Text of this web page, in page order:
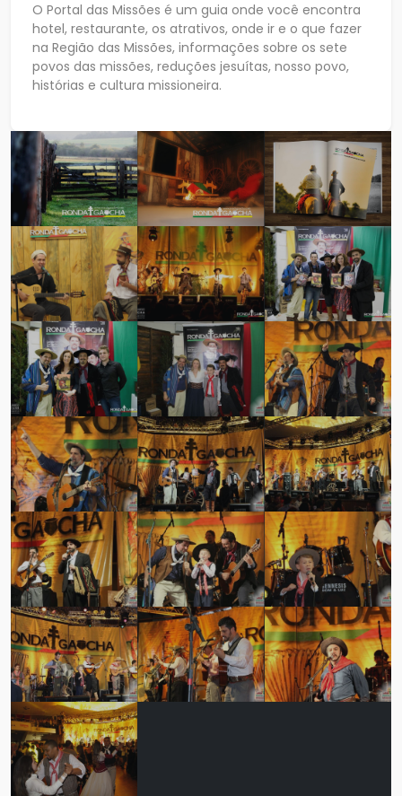
O Portal das Missões é um guia onde você encontra
hotel, restaurante, os atrativos, onde ir e o que fazer
na Região das Missões, informações sobre os sete
povos das missões, reduções jesuítas, nosso povo,
histórias e cultura missioneira.